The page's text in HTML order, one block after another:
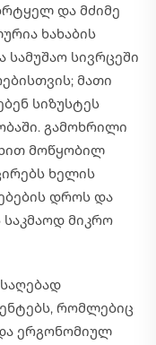
და მძიმე
ხახაბის
სამუშაო სივრცეში
მათი
სიზუსტეს
გამოხრილი
მოწყობილ
ხელის
დროს და
საკმაოდ მიკრო
რომლებიც
ერგონომიულ